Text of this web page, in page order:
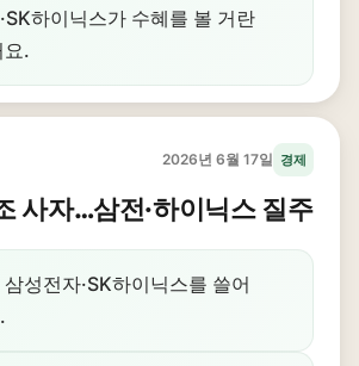
하이닉스가 수혜를 볼 거란
요.
2026년 6월 17일 경제
사자…삼전·하이닉스 질주
성전자·SK하이닉스를 쓸어